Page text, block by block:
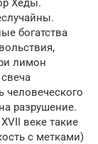
Хеды.
богатства
лимон
человеческого
разрушение.
веке такие
с метками)